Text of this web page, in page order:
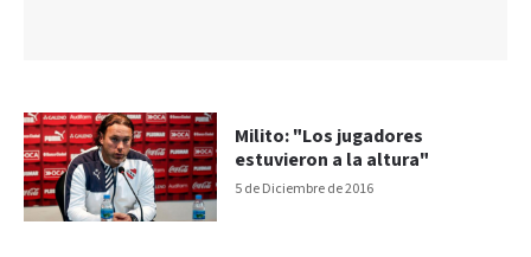
5 de Diciembre de 2016
Milito: "Los jugadores
estuvieron a la altura"